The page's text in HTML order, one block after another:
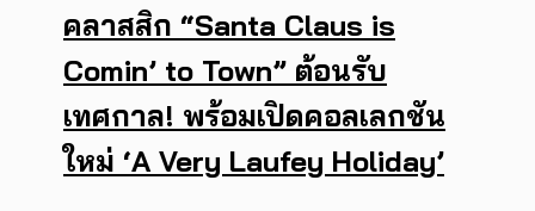
คลาสสิก “Santa Claus is
Comin’ to Town” ต้อนรับ
เทศกาล! พร้อมเปิดคอลเลกชัน
ใหม่ ‘A Very Laufey Holiday’